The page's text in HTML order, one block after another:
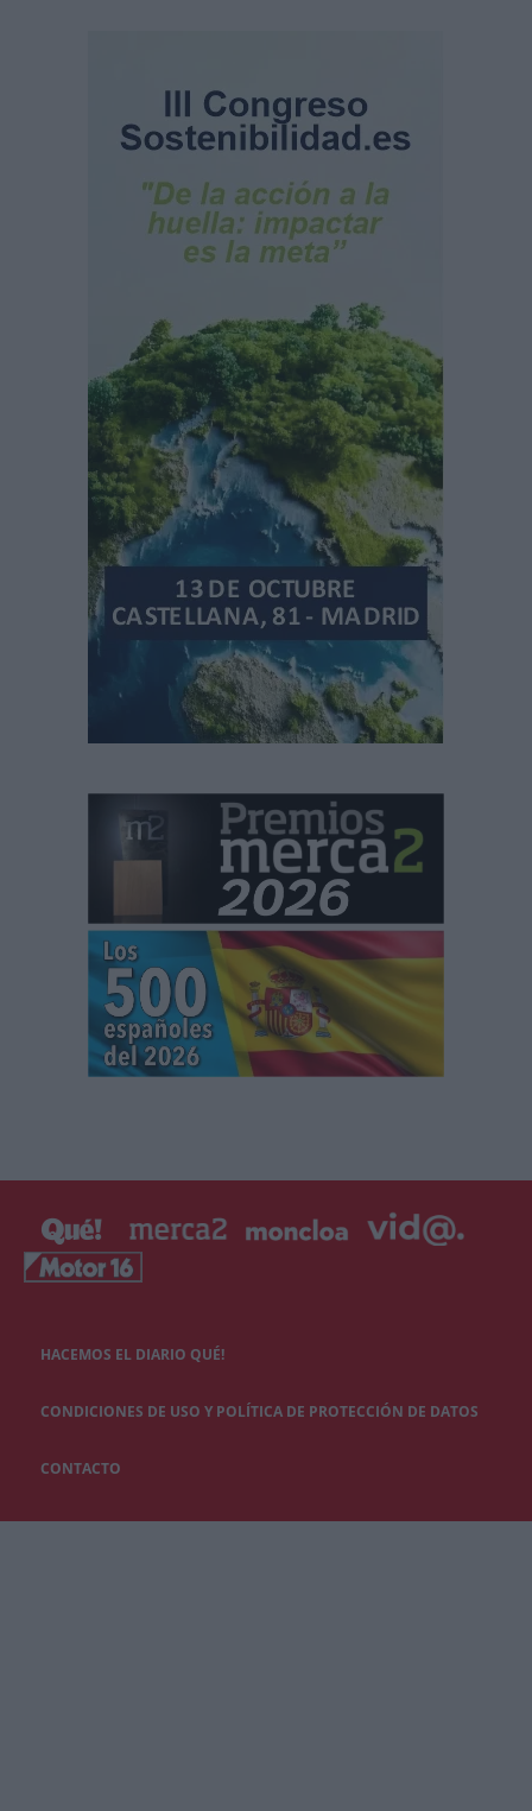
HACEMOS EL DIARIO QUÉ!
CONDICIONES DE USO Y POLÍTICA DE PROTECCIÓN DE DATOS
CONTACTO